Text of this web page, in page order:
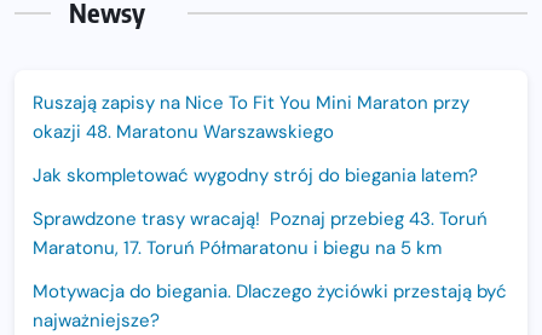
Newsy
Ruszają zapisy na Nice To Fit You Mini Maraton przy
okazji 48. Maratonu Warszawskiego
Jak skompletować wygodny strój do biegania latem?
Sprawdzone trasy wracają! Poznaj przebieg 43. Toruń
Maratonu, 17. Toruń Półmaratonu i biegu na 5 km
Motywacja do biegania. Dlaczego życiówki przestają być
najważniejsze?